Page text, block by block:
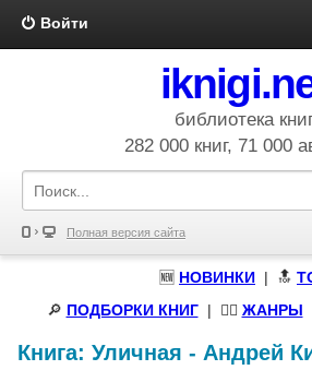
Войти
библиотека
282 000 книг, 71 000
Полная версия сайта
🆕 НОВИНКИ | 🔝
🔎 ПОДБОРКИ КНИГ| 🧝‍♀️ ЖАНРЫ
Книга: Уличная - Андрей